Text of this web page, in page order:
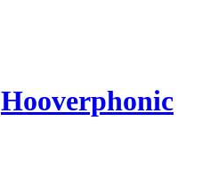
Hooverphonic